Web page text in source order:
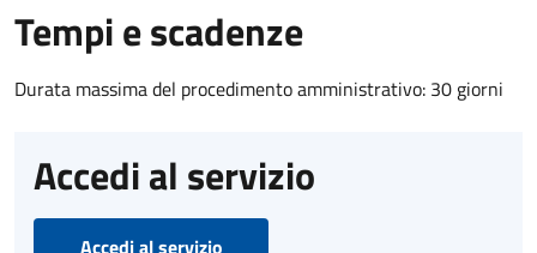
Tempi e scadenze
Durata massima del procedimento amministrativo: 30 giorni
Accedi al servizio
Accedi al servizio